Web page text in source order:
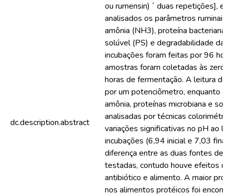
dc.description.abstract
ou rumensin) ´ duas repetições],
analisados os parâmetros
amônia (NH3), proteína bacteriana
solúvel (PS) e degradabilidade da
incubações foram feitas por 96
amostras foram coletadas às
horas de fermentação. A leitura
por um potenciômetro, enquanto
amônia, proteínas microbiana e
analisadas por técnicas
variações significativas no pH ao
incubações (6,94 inicial e 7,03
diferença entre as duas fontes de
testadas, contudo houve efeitos
antibiótico e alimento. A maior
nos alimentos protéicos foi